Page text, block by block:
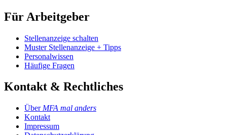
Für Arbeitgeber
Stellenanzeige schalten
Muster Stellenanzeige + Tipps
Personalwissen
Häufige Fragen
Kontakt & Rechtliches
Über MFA mal anders
Kontakt
Impressum